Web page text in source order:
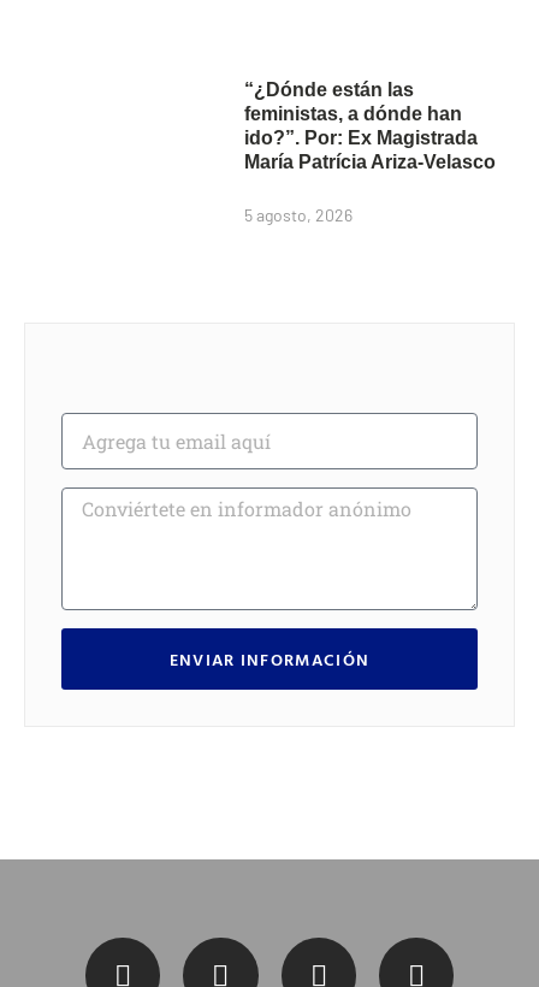
“¿Dónde están las
feministas, a dónde han
ido?”. Por: Ex Magistrada
María Patrícia Ariza-Velasco
5 agosto, 2026
ENVIAR INFORMACIÓN